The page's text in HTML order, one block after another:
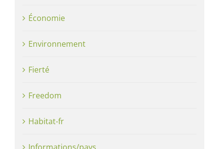
Économie
Environnement
Fierté
Freedom
Habitat-fr